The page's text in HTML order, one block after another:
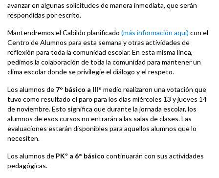
avanzar en algunas solicitudes de manera inmediata, que serán
respondidas por escrito.
Mantendremos el Cabildo planificado (más información aquí) con el
Centro de Alumnos para esta semana y otras actividades de
reflexión para toda la comunidad escolar. En esta misma línea,
pedimos la colaboración de toda la comunidad para mantener un
clima escolar donde se privilegie el diálogo y el respeto.
Los alumnos de 7° básico a III° medio realizaron una votación que
tuvo como resultado el paro para los días miércoles 13 y jueves 14
de noviembre. Esto significa que durante la jornada escolar, los
alumnos de esos cursos no entrarán a las salas de clases. Las
evaluaciones estarán disponibles para aquellos alumnos que lo
necesiten.
Los alumnos de PKº a 6° básico continuarán con sus actividades
pedagógicas.